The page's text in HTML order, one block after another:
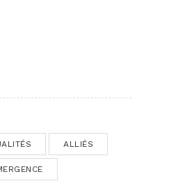
ALLIÉS